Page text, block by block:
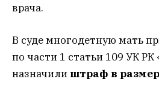
врача.
В суде многодетную мать
по части 1 статьи 109 УК РК
назначили штраф в